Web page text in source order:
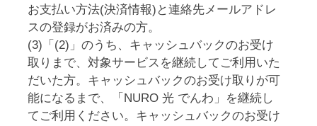
お支払い方法(決済情報)と連絡先メールアドレ
スの登録がお済みの方。
(3)「(2)」のうち、キャッシュバックのお受け
取りまで、対象サービスを継続してご利用いた
だいた方。キャッシュバックのお受け取りが可
能になるまで、「NURO 光 でんわ」を継続し
てご利用ください。キャッシュバックのお受け